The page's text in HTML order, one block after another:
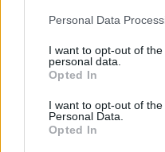
Personal Data
I want to opt-out of
personal data.
Opted In
I want to opt-out of
Personal Data.
Opted In